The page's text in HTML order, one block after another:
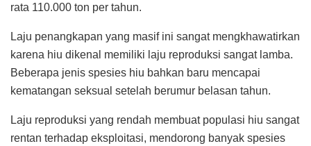
rata 110.000 ton per tahun.
Laju penangkapan yang masif ini sangat mengkhawatirkan
karena hiu dikenal memiliki laju reproduksi sangat lamba.
Beberapa jenis spesies hiu bahkan baru mencapai
kematangan seksual setelah berumur belasan tahun.
Laju reproduksi yang rendah membuat populasi hiu sangat
rentan terhadap eksploitasi, mendorong banyak spesies